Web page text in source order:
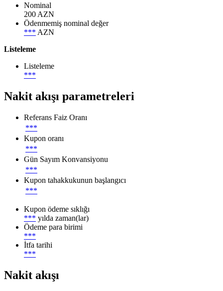
Nominal
200 AZN
Ödenmemiş nominal değer
*** AZN
Listeleme
Listeleme
***
Nakit akışı parametreleri
Referans Faiz Oranı
***
Kupon oranı
***
Gün Sayım Konvansiyonu
***
Kupon tahakkukunun başlangıcı
***
Kupon ödeme sıklığı
*** yılda zaman(lar)
Ödeme para birimi
***
İtfa tarihi
***
Nakit akışı